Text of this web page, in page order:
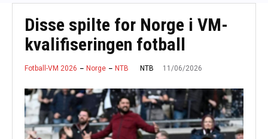
Disse spilte for Norge i VM-
kvalifiseringen fotball
Fotball-VM 2026 Norge NTB NTB 11/06/2026